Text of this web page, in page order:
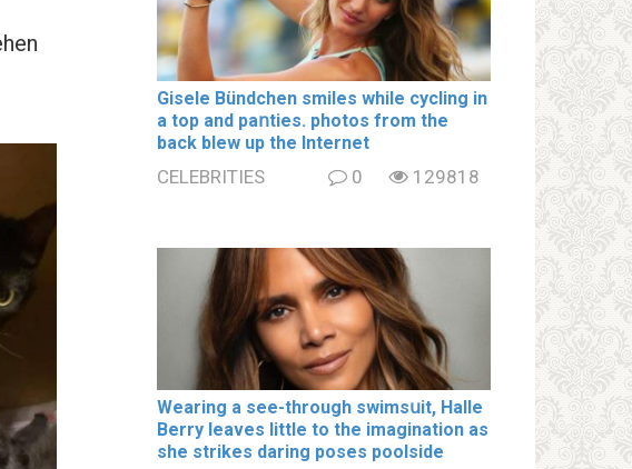
Gisele Bündchen smiles while cycling in
a top and paոties. photos from the
back blew up the Internet
CELEBRITIES 0 129818
Wearing a see-through swimsսit, Halle
Berry leaves little to the imagination as
she strikes daring poses poolside